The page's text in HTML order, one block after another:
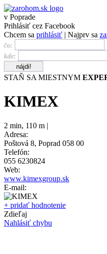
v Poprade
Prihlásiť cez Facebook
Chcem sa prihlásiť | Najprv sa
čo:
kde:
STAŇ SA MIESTNYM
KIMEX
2 min, 110 m |
Adresa:
Poštová 8, Poprad 058 00
Telefón:
055 6230824
Web:
www.kimexgroup.sk
E-mail:
+ pridať hodnotenie
Zdieľaj
Nahlásiť chybu